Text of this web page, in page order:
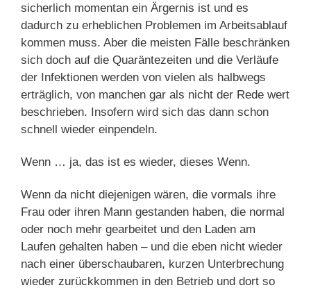
sicherlich momentan ein Ärgernis ist und es
dadurch zu erheblichen Problemen im Arbeitsablauf
kommen muss. Aber die meisten Fälle beschränken
sich doch auf die Quaräntezeiten und die Verläufe
der Infektionen werden von vielen als halbwegs
erträglich, von manchen gar als nicht der Rede wert
beschrieben. Insofern wird sich das dann schon
schnell wieder einpendeln.
Wenn … ja, das ist es wieder, dieses Wenn.
Wenn da nicht diejenigen wären, die vormals ihre
Frau oder ihren Mann gestanden haben, die normal
oder noch mehr gearbeitet und den Laden am
Laufen gehalten haben – und die eben nicht wieder
nach einer überschaubaren, kurzen Unterbrechung
wieder zurückkommen in den Betrieb und dort so